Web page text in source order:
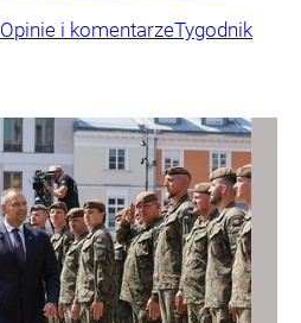
Opinie i komentarzeTygodnik